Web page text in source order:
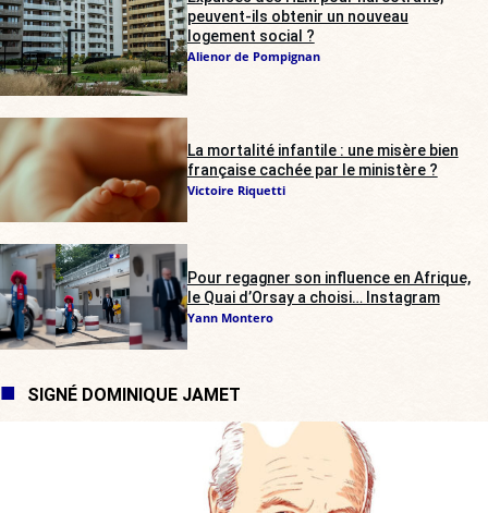
peuvent-ils obtenir un nouveau
logement social ?
Alienor de Pompignan
La mortalité infantile : une misère bien
française cachée par le ministère ?
Victoire Riquetti
Pour regagner son influence en Afrique,
le Quai d’Orsay a choisi… Instagram
Yann Montero
SIGNÉ DOMINIQUE JAMET